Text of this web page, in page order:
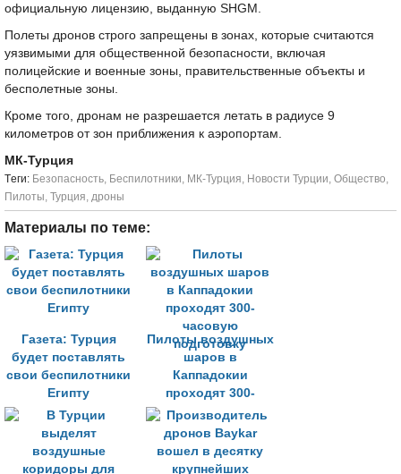
официальную лицензию, выданную SHGM.
Полеты дронов строго запрещены в зонах, которые считаются
уязвимыми для общественной безопасности, включая
полицейские и военные зоны, правительственные объекты и
бесполетные зоны.
Кроме того, дронам не разрешается летать в радиусе 9
километров от зон приближения к аэропортам.
МК-Турция
Tеги: Безопасность, Беспилотники, МК-Турция, Новости Турции, Общество,
Пилоты, Турция, дроны
Материалы по теме:
Газета: Турция
будет поставлять
свои беспилотники
Египту
Пилоты воздушных
шаров в
Каппадокии
проходят 300-
часовую
подготовку